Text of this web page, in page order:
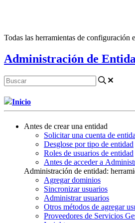
Todas las herramientas de
Administración de
Inicio
Antes de crear una entidad
Solicitar una cuenta de
Desglose por tipo de entidad
Roles de usuarios de entidad
Antes de acceder a
Administración de entidad:
Agregar dominios
Sincronizar usuarios
Administrar usuarios
Otros métodos de agregar
Proveedores de Servicios